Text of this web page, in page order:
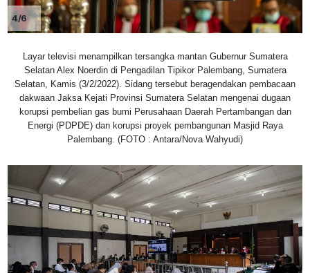
4/6
Layar televisi menampilkan tersangka mantan Gubernur Sumatera
Selatan Alex Noerdin di Pengadilan Tipikor Palembang, Sumatera
Selatan, Kamis (3/2/2022). Sidang tersebut beragendakan pembacaan
dakwaan Jaksa Kejati Provinsi Sumatera Selatan mengenai dugaan
korupsi pembelian gas bumi Perusahaan Daerah Pertambangan dan
Energi (PDPDE) dan korupsi proyek pembangunan Masjid Raya
Palembang. (FOTO : Antara/Nova Wahyudi)